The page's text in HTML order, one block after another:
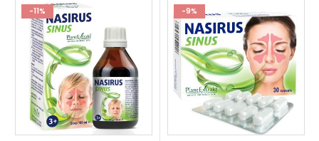
-11% -9%